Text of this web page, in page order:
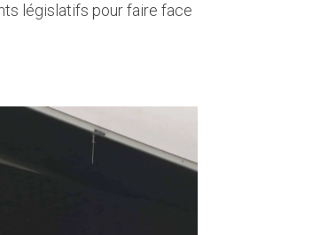
législatifs pour faire face